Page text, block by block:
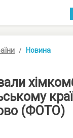
Новина
(ФОТО)